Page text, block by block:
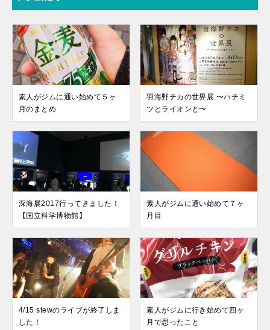
素人がジムに通い始めて５ヶ
月のまとめ
羽海野チカの世界展 〜ハチミ
ツとライオンと〜
深海展2017行ってきました！
【国立科学博物館】
素人がジムに通い始めて７ヶ
月目
4/15 stewのライブが終了しま
した！
素人がジムに行き始めて四ヶ
月で思ったこと